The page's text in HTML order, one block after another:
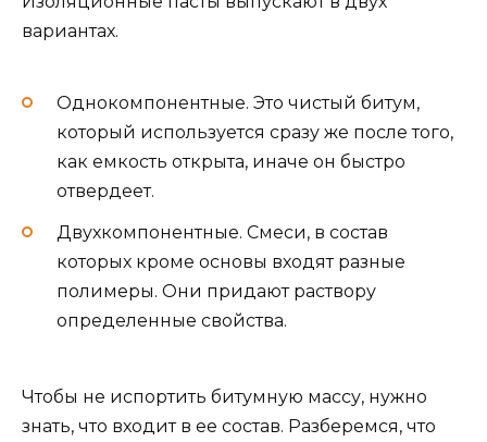
вариантах.
Однокомпонентные. Это чистый битум,
который используется сразу же после того,
как емкость открыта, иначе он быстро
отвердеет.
Двухкомпонентные. Смеси, в состав
которых кроме основы входят разные
полимеры. Они придают раствору
определенные свойства.
Чтобы не испортить битумную массу, нужно
знать, что входит в ее состав. Разберемся, что